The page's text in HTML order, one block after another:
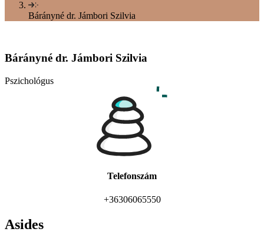
Bárányné dr. Jámbori Szilvia
Bárányné dr. Jámbori Szilvia
Pszichológus
Telefonszám
+36306065550
Asides